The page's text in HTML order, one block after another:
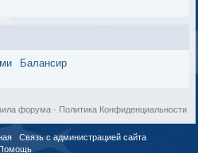
Балансир
Политика Конфиденциальности
форума·
Связь с администрацией сайта